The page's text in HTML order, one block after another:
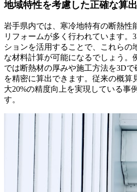
地域特性を考慮した正確な算出
岩手県内では、寒冷地特有の断熱性
リフォームが多く行われています。
ションを活用することで、これらの
な材料計算が可能になるでしょう。
では断熱材の厚みや施工方法を3D
を精密に算出できます。従来の概算
大20%の精度向上を実現している事
す。